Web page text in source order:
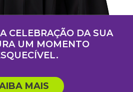
CELEBRAÇÃO DA SUA
UM MOMENTO
MAIS